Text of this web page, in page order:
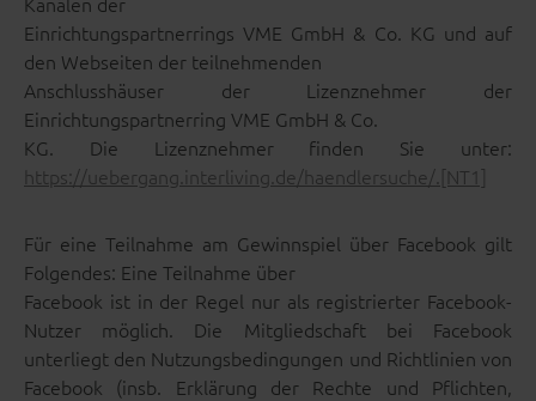
Einrichtungspartnerrings VME GmbH & Co. KG und auf
den Webseiten der teilnehmenden
Anschlusshäuser der Lizenznehmer der
Einrichtungspartnerring VME GmbH & Co.
KG. Die Lizenznehmer finden Sie unter:
https://uebergang.interliving.de/haendlersuche/.[NT1]
Für eine Teilnahme am Gewinnspiel über Facebook gilt
Folgendes: Eine Teilnahme über
Facebook ist in der Regel nur als registrierter Facebook-
Nutzer möglich. Die Mitgliedschaft bei Facebook
unterliegt den Nutzungsbedingungen und Richtlinien von
Facebook (insb. Erklärung der Rechte und Pflichten,